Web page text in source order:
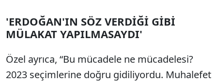
'ERDOĞAN'IN SÖZ VERDİĞİ GİBİ
MÜLAKAT YAPILMASAYDI'
Özel ayrıca, “Bu mücadele ne mücadelesi?
2023 seçimlerine doğru gidiliyordu. Muhalefet